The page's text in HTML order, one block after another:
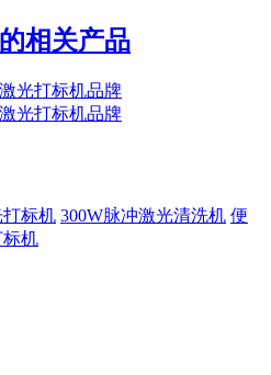
相关产品
光打标机品牌
光打标机品牌
标机 300W脉冲激光清洗机 便
机